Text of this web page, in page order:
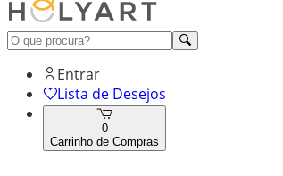
Entrar
Lista de Desejos
0
Carrinho de Compras